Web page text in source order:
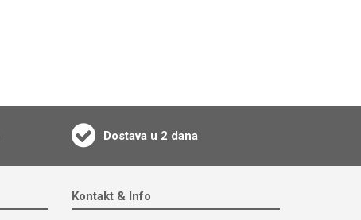
Dostava u 2 dana
Kontakt & Info